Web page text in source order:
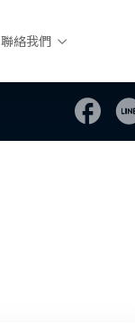
聯絡我們